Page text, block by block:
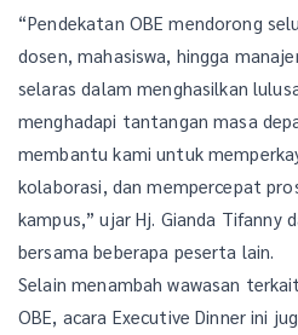
“Pendekatan OBE mendorong
dosen, mahasiswa, hingga
selaras dalam menghasilkan
menghadapi tantangan masa
membantu kami untuk
kolaborasi, dan mempercepat
kampus,” ujar Hj. Gianda Tifanny
bersama beberapa peserta lain.
Selain menambah wawasan
OBE, acara Executive Dinner ini